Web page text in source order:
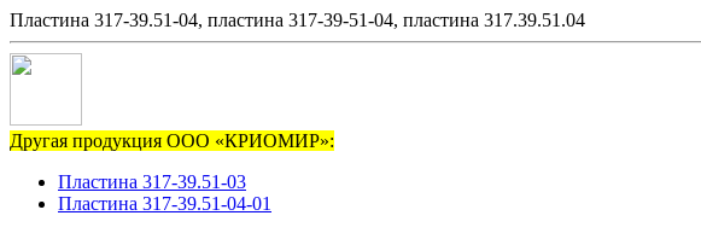
Пластина 317-39.51-04, пластина 317-39-51-04, пластина 317.39.51.04
Другая продукция ООО «КРИОМИР»:
Пластина 317-39.51-03
Пластина 317-39.51-04-01